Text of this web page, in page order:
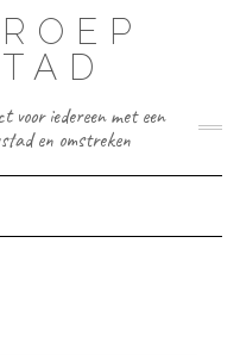
voor iedereen met een
en omstreken
navigatie